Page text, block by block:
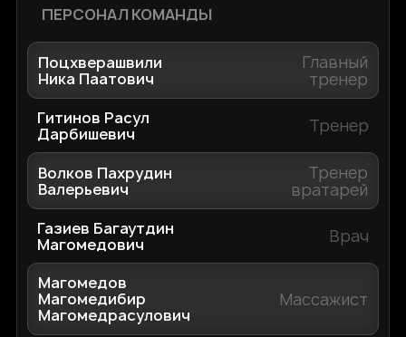
ПЕРСОНАЛ КОМАНДЫ
Поцхверашвили
Ника Паатович
Главный
тренер
Гитинов Расул
Дарбишевич
Тренер
Волков Пахрудин
Валерьевич
Тренер
вратарей
Газиев Багаутдин
Магомедович
Врач
Магомедов
Магомедибир
Магомедрасулович
Массажист